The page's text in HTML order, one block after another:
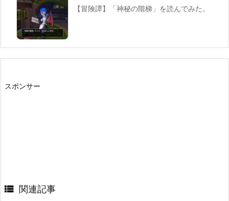
【冒険譚】「神秘の階梯」を読んでみた。
スポンサー
 関連記事